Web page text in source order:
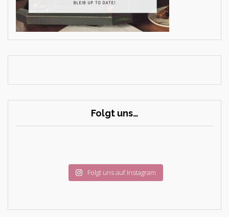
Folgt uns…
Folgt uns auf Instagram